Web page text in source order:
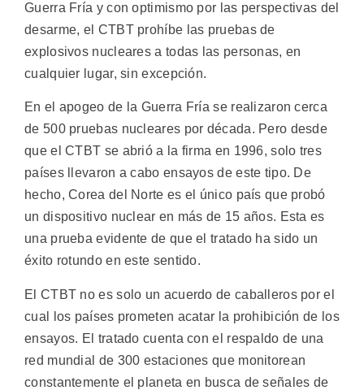
Guerra Fría y con optimismo por las perspectivas del
desarme, el CTBT prohíbe las pruebas de
explosivos nucleares a todas las personas, en
cualquier lugar, sin excepción.
En el apogeo de la Guerra Fría se realizaron cerca
de 500 pruebas nucleares por década. Pero desde
que el CTBT se abrió a la firma en 1996, solo tres
países llevaron a cabo ensayos de este tipo. De
hecho, Corea del Norte es el único país que probó
un dispositivo nuclear en más de 15 años. Esta es
una prueba evidente de que el tratado ha sido un
éxito rotundo en este sentido.
El CTBT no es solo un acuerdo de caballeros por el
cual los países prometen acatar la prohibición de los
ensayos. El tratado cuenta con el respaldo de una
red mundial de 300 estaciones que monitorean
constantemente el planeta en busca de señales de